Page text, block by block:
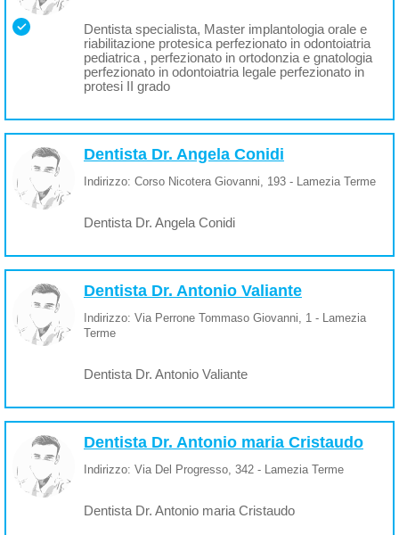
Dentista specialista, Master implantologia orale e
riabilitazione protesica perfezionato in odontoiatria
pediatrica , perfezionato in ortodonzia e gnatologia
perfezionato in odontoiatria legale perfezionato in
protesi II grado
Dentista Dr. Angela Conidi
Indirizzo: Corso Nicotera Giovanni, 193 - Lamezia Terme
Dentista Dr. Angela Conidi
Dentista Dr. Antonio Valiante
Indirizzo: Via Perrone Tommaso Giovanni, 1 - Lamezia
Terme
Dentista Dr. Antonio Valiante
Dentista Dr. Antonio maria Cristaudo
Indirizzo: Via Del Progresso, 342 - Lamezia Terme
Dentista Dr. Antonio maria Cristaudo